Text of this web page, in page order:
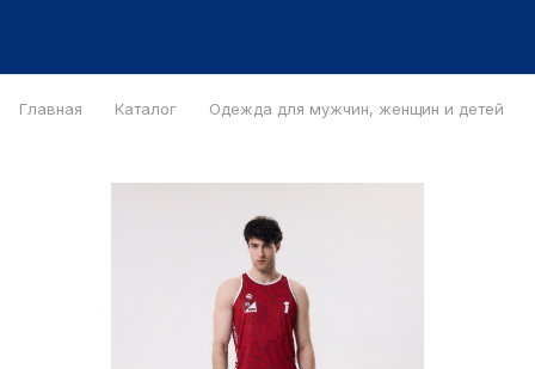
Главная Каталог Одежда для мужчин, женщин и детей